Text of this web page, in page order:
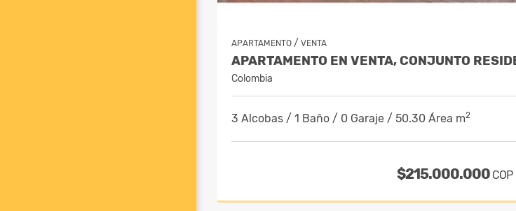
APARTAMENTO / VENTA
Colombia
3 Alcobas / 1 Baño / 0 Garaje / 50.30 Área m2
$215.000.000 COP